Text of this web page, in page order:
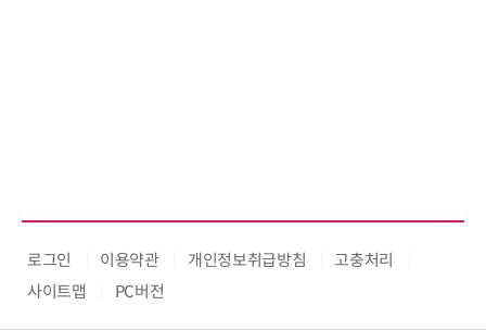
로그인 이용약관 개인정보취급방침
고충처리
사이트맵
PC버전